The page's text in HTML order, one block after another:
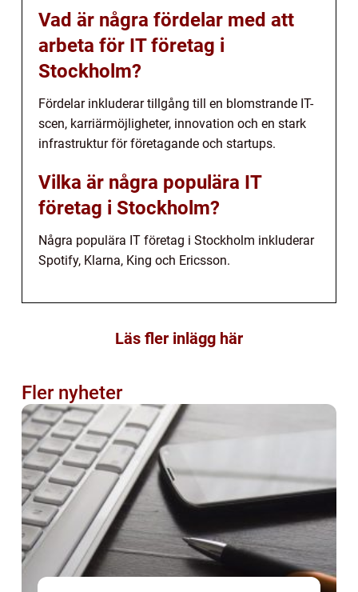
Vad är några fördelar med att
arbeta för IT företag i
Stockholm?
Fördelar inkluderar tillgång till en blomstrande IT-
scen, karriärmöjligheter, innovation och en stark
infrastruktur för företagande och startups.
Vilka är några populära IT
företag i Stockholm?
Några populära IT företag i Stockholm inkluderar
Spotify, Klarna, King och Ericsson.
Läs fler inlägg här
Fler nyheter